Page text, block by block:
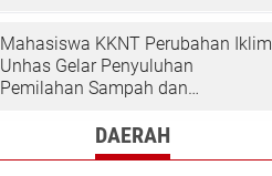
Mahasiswa KKNT Perubahan Iklim
Unhas Gelar Penyuluhan
Pemilahan Sampah dan
Desa KalolingDAERAH